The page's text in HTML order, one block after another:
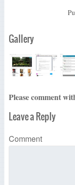
Gallery
Please comment
Leave a Reply
Comment